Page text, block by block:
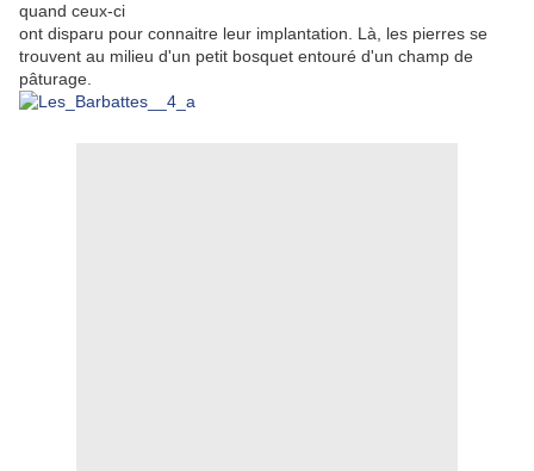
quand ceux-ci
ont disparu pour connaitre leur implantation. Là, les pierres se
trouvent au milieu d'un petit bosquet entouré d'un champ de
pâturage.